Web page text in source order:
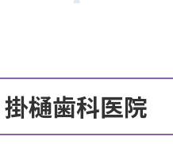
掛樋歯科医院